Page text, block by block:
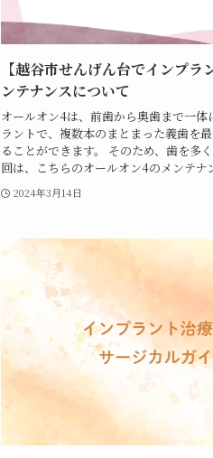
【越谷市せんげん台でインプラ
ンテナンスについて
オールオン4は、前歯から奥歯まで一
ラントで、複数本のまとまった義歯を
ることができます。 そのため、歯を多
回は、こちらのオールオン4のメンテナ
2024年3月14日